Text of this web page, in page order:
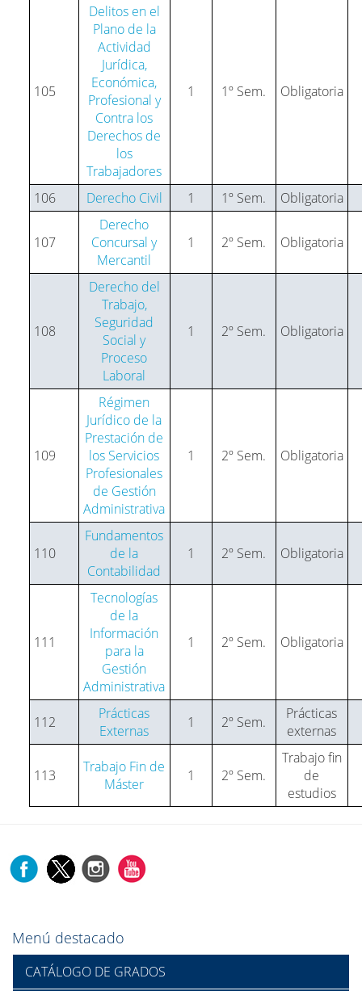
105
Delitos en el
Plano de la
Actividad
Jurídica,
Económica,
Profesional y
Contra los
Derechos de
los
Trabajadores
1 1º Sem. Obligatoria
106 Derecho Civil 1 1º Sem. Obligatoria
107
Derecho
Concursal y
Mercantil
1 2º Sem. Obligatoria
108
Derecho del
Trabajo,
Seguridad
Social y
Proceso
Laboral
1 2º Sem. Obligatoria
109
Régimen
Jurídico de la
Prestación de
los Servicios
Profesionales
de Gestión
Administrativa
1 2º Sem. Obligatoria
110
Fundamentos
de la
Contabilidad
1 2º Sem. Obligatoria
111
Tecnologías
de la
Información
para la
Gestión
Administrativa
1 2º Sem. Obligatoria
112
Prácticas
Externas
1 2º Sem.
Prácticas
externas
113
Trabajo Fin de
Máster
1 2º Sem.
Trabajo fin
de
estudios
Menú destacado
CATÁLOGO DE GRADOS